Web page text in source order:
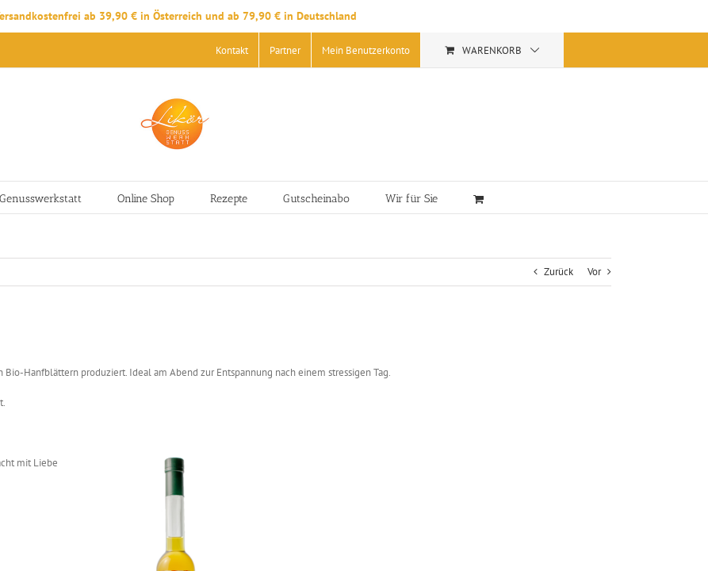
ab 39,90 € in Österreich und ab 79,90 € in Deutschland
Kontakt Partner Mein Benutzerkonto WARENKORB
Online Shop Rezepte Gutscheinabo Wir für Sie
Zurück Vor
Hanfblättern produziert. Ideal am Abend zur Entspannung nach einem stressigen Tag.
mit Liebe